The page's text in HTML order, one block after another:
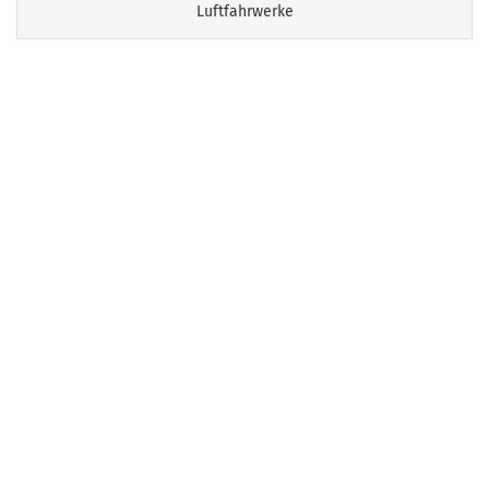
Luftfahrwerke